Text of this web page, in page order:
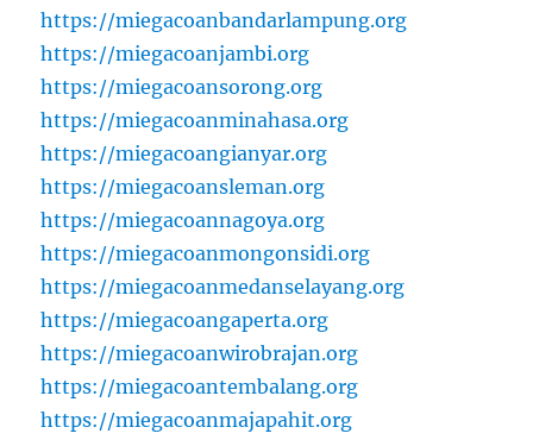
https://miegacoanbandarlampung.org
https://miegacoanjambi.org
https://miegacoansorong.org
https://miegacoanminahasa.org
https://miegacoangianyar.org
https://miegacoansleman.org
https://miegacoannagoya.org
https://miegacoanmongonsidi.org
https://miegacoanmedanselayang.org
https://miegacoangaperta.org
https://miegacoanwirobrajan.org
https://miegacoantembalang.org
https://miegacoanmajapahit.org